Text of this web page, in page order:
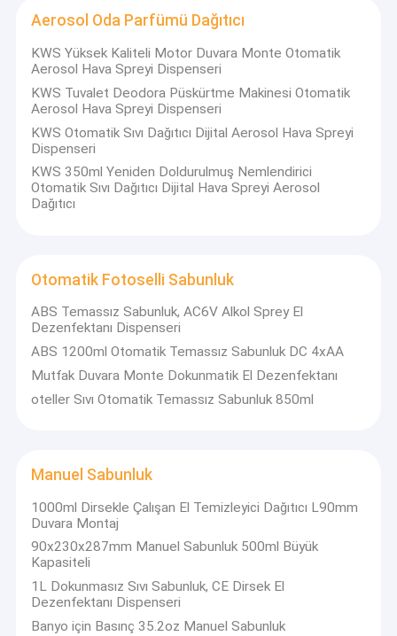
Aerosol Oda Parfümü Dağıtıcı
KWS Yüksek Kaliteli Motor Duvara Monte Otomatik
Aerosol Hava Spreyi Dispenseri
KWS Tuvalet Deodora Püskürtme Makinesi Otomatik
Aerosol Hava Spreyi Dispenseri
KWS Otomatik Sıvı Dağıtıcı Dijital Aerosol Hava Spreyi
Dispenseri
KWS 350ml Yeniden Doldurulmuş Nemlendirici
Otomatik Sıvı Dağıtıcı Dijital Hava Spreyi Aerosol
Dağıtıcı
Otomatik Fotoselli Sabunluk
ABS Temassız Sabunluk, AC6V Alkol Sprey El
Dezenfektanı Dispenseri
ABS 1200ml Otomatik Temassız Sabunluk DC 4xAA
Mutfak Duvara Monte Dokunmatik El Dezenfektanı
oteller Sıvı Otomatik Temassız Sabunluk 850ml
Manuel Sabunluk
1000ml Dirsekle Çalışan El Temizleyici Dağıtıcı L90mm
Duvara Montaj
90x230x287mm Manuel Sabunluk 500ml Büyük
Kapasiteli
1L Dokunmasız Sıvı Sabunluk, CE Dirsek El
Dezenfektanı Dispenseri
Banyo için Basınç 35.2oz Manuel Sabunluk